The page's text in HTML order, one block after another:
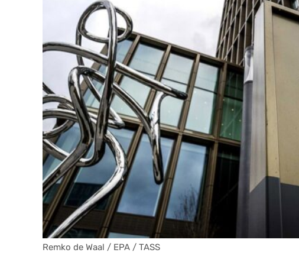
Remko de Waal / EPA / TASS